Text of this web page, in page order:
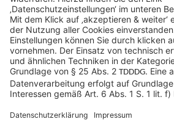
©SYCOR GmbH
Impressum
Datenschutz
Cookies & Tracking